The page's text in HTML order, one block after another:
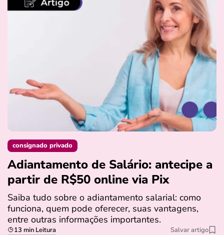
consignado privado
Adiantamento de Salário: antecipe a
partir de R$50 online via Pix
Saiba tudo sobre o adiantamento salarial: como
funciona, quem pode oferecer, suas vantagens,
entre outras informações importantes.
13 min Leitura Salvar artigo